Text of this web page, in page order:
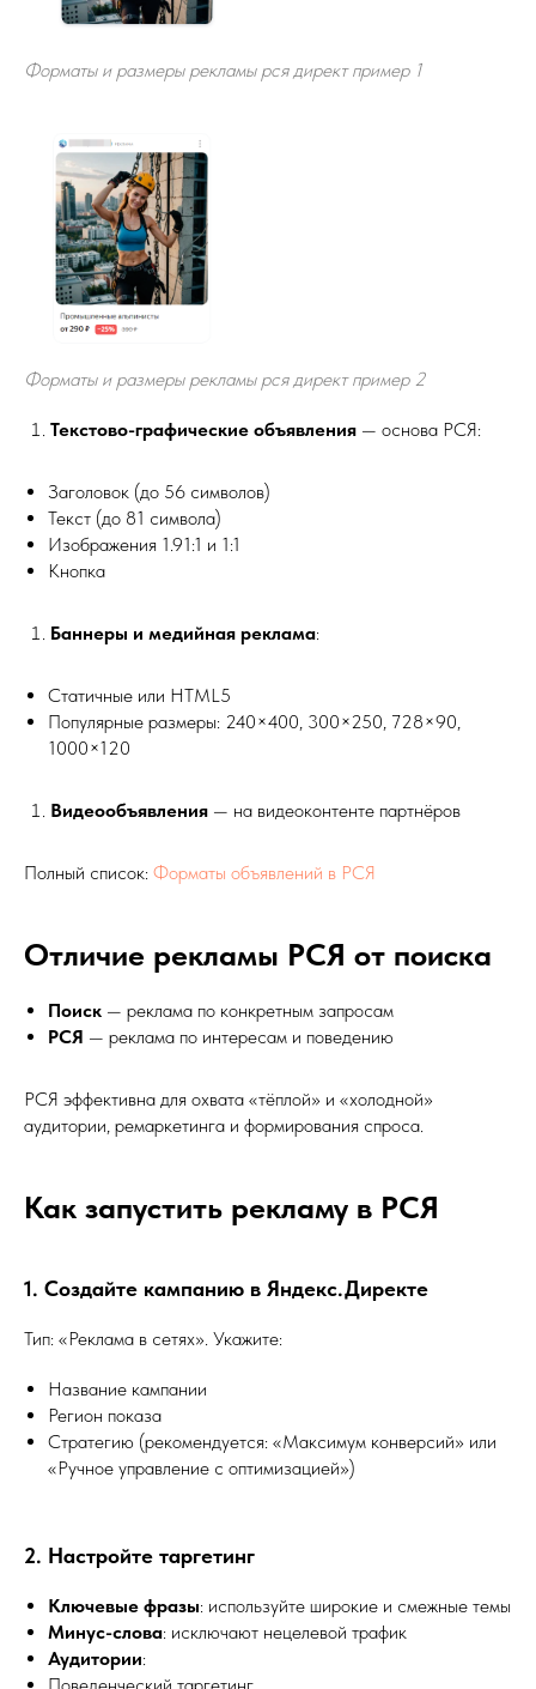
Форматы и размеры рекламы рся директ пример 1
Форматы и размеры рекламы рся директ пример 2
Текстово-графические объявления — основа РСЯ:
Заголовок (до 56 символов)
Текст (до 81 символа)
Изображения 1.91:1 и 1:1
Кнопка
Баннеры и медийная реклама:
Статичные или HTML5
Популярные размеры: 240×400, 300×250, 728×90,
1000×120
Видеообъявления — на видеоконтенте партнёров
Полный список: Форматы объявлений в РСЯ
Отличие рекламы РСЯ от поиска
Поиск — реклама по конкретным запросам
РСЯ — реклама по интересам и поведению
РСЯ эффективна для охвата «тёплой» и «холодной»
аудитории, ремаркетинга и формирования спроса.
Как запустить рекламу в РСЯ
1. Создайте кампанию в Яндекс.Директе
Тип: «Реклама в сетях». Укажите:
Название кампании
Регион показа
Стратегию (рекомендуется: «Максимум конверсий» или
«Ручное управление с оптимизацией»)
2. Настройте таргетинг
Ключевые фразы: используйте широкие и смежные темы
Минус-слова: исключают нецелевой трафик
Аудитории: